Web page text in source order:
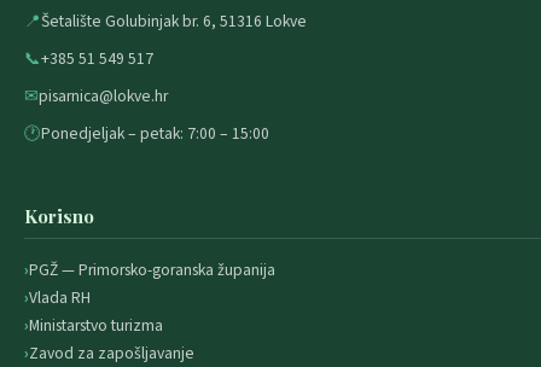
📍Šetalište Golubinjak br. 6, 51316 Lokve
📞+385 51 549 517
✉pisarnica@lokve.hr
🕐Ponedjeljak – petak: 7:00 – 15:00
Korisno
PGŽ — Primorsko-goranska županija
Vlada RH
Ministarstvo turizma
Zavod za zapošljavanje